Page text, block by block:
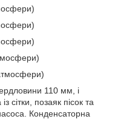
110 мм, і
сітки, позаяк пісок та
Конденсаторна